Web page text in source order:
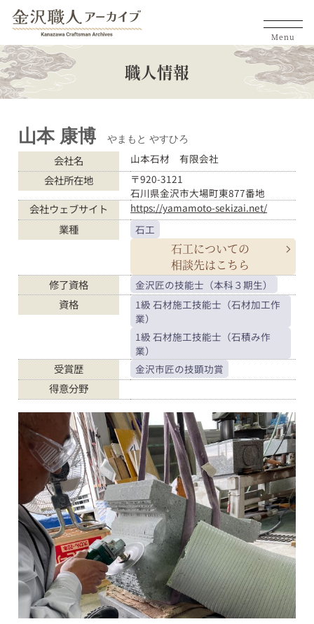
Menu
職人情報
山本 康博 やまもと やすひろ
会社名 山本石材 有限会社
会社所在地
〒920-3121
石川県金沢市大場町東877番地
会社ウェブサイト https://yamamoto-sekizai.net/
業種 石工
石工についての
相談先はこちら
修了資格 金沢匠の技能士（本科３期生）
資格
1級 石材施工技能士（石材加工作
業）
1級 石材施工技能士（石積み作
業）
受賞歴 金沢市匠の技顕功賞
得意分野